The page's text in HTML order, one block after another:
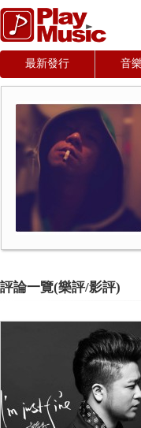
最新發行 音
評論一覽(樂評/影評)